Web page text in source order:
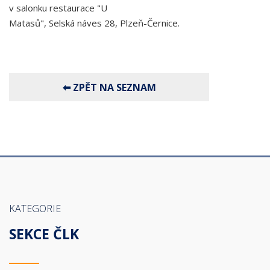
v salonku restaurace "U
Matasů", Selská náves 28, Plzeň-Černice.
KATEGORIE
SEKCE ČLK